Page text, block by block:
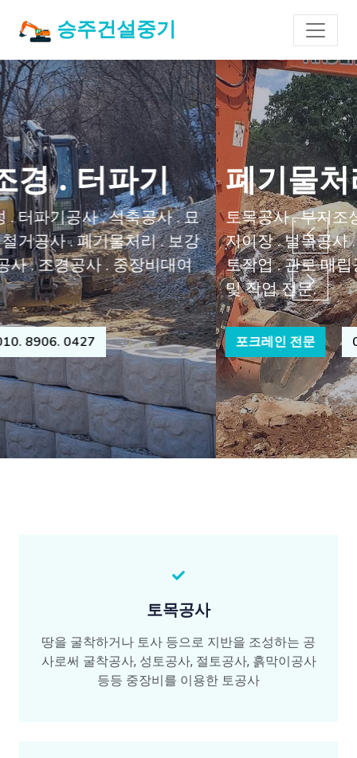
승주건설중기
폐기물처리 . 철거 . 석축
토목공사 . 부지조성 . 터파기공사 . 석축공사 . 묘
지이장 . 벌목공사 . 철거공사 . 폐기물처리 . 보강
토작업 . 관로 매립공사 . 조경공사 . 중장비대여
및 작업 전문.
포크레인 전문 010. 8906. 0427
토목공사
땅을 굴착하거나 토사 등으로 지반을 조성하는 공
사로써 굴착공사, 성토공사, 절토공사, 흙막이공사
등등 중장비를 이용한 토공사